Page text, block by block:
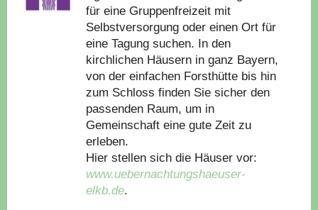
für eine Gruppenfreizeit mit
Selbstversorgung oder einen Ort für
eine Tagung suchen. In den
kirchlichen Häusern in ganz Bayern,
von der einfachen Forsthütte bis hin
zum Schloss finden Sie sicher den
passenden Raum, um in
Gemeinschaft eine gute Zeit zu
erleben.
Hier stellen sich die Häuser vor:
www.uebernachtungshaeuser-
elkb.de.